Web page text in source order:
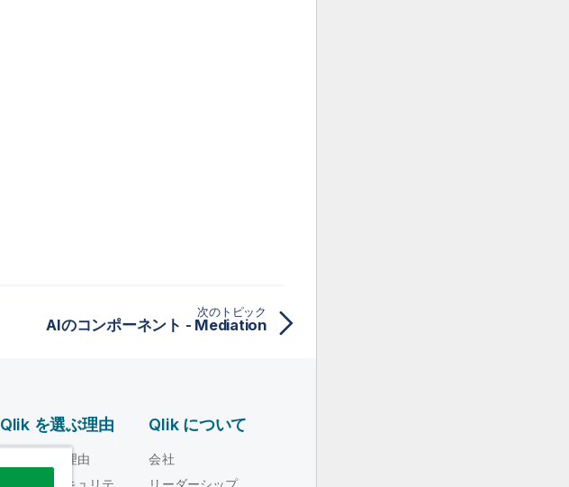
次のトピック
AIのコンポーネント - Mediation
Qlik を選ぶ理由
Qlik を選ぶ理由
信頼性とセキュリテ
Qlik について
会社
リーダーシップ